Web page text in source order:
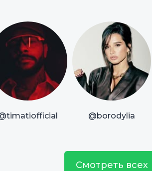
@borodylia
Смотреть всех